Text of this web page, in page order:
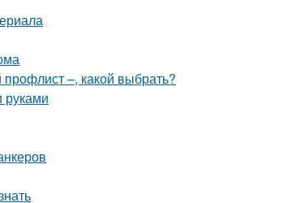
–, какой выбрать?
руками